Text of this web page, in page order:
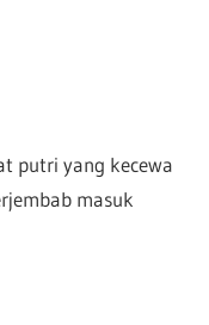
putri yang kecewa
masuk